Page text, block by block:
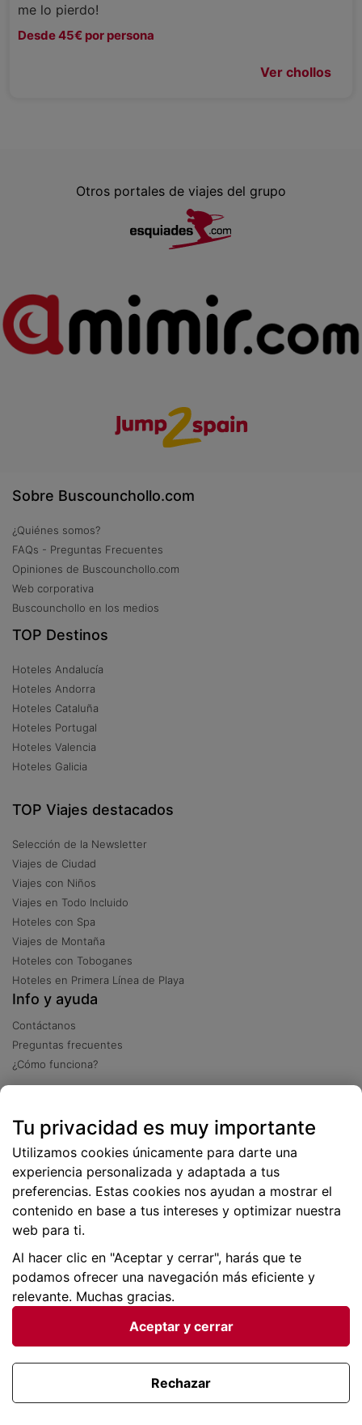
me lo pierdo!
Desde 45€ por persona
Ver chollos
Otros portales de viajes del grupo
Sobre Buscounchollo.com
¿Quiénes somos?
FAQs - Preguntas Frecuentes
Opiniones de Buscounchollo.com
Web corporativa
Buscounchollo en los medios
TOP Destinos
Hoteles Andalucía
Hoteles Andorra
Hoteles Cataluña
Hoteles Portugal
Hoteles Valencia
Hoteles Galicia
TOP Viajes destacados
Selección de la Newsletter
Viajes de Ciudad
Viajes con Niños
Viajes en Todo Incluido
Hoteles con Spa
Viajes de Montaña
Hoteles con Toboganes
Hoteles en Primera Línea de Playa
Info y ayuda
Contáctanos
Preguntas frecuentes
¿Cómo funciona?
Más de 2 millones de descargas
Condiciones generales |Privacidad de datos | Política
Viajes para ti SLU Copyright © BuscoUnChollo.com
Tu privacidad es muy importante
Utilizamos cookies únicamente para darte una
experiencia personalizada y adaptada a tus
preferencias. Estas cookies nos ayudan a mostrar el
contenido en base a tus intereses y optimizar nuestra
web para ti.
Al hacer clic en "Aceptar y cerrar", harás que te
podamos ofrecer una navegación más eficiente y
relevante. Muchas gracias.
Aceptar y cerrar
Rechazar